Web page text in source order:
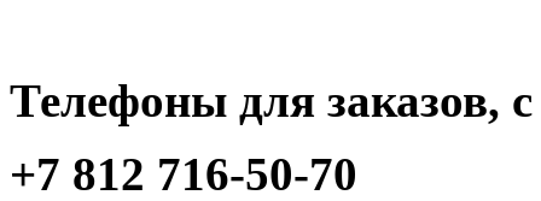
Телефоны для заказов,
+7 812 716-50-70